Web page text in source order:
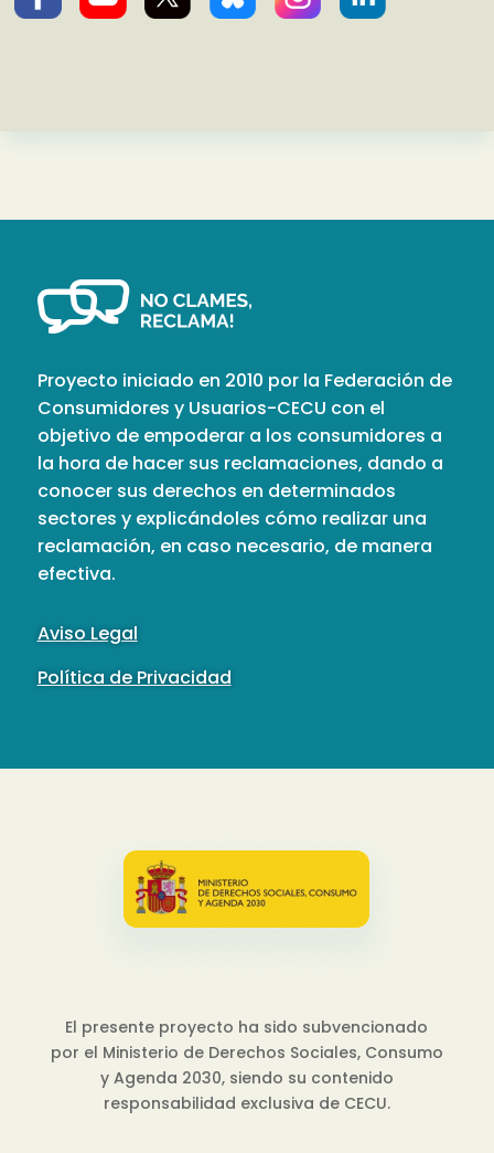
Proyecto iniciado en 2010 por la Federación de
Consumidores y Usuarios-CECU con el
objetivo de empoderar a los consumidores a
la hora de hacer sus reclamaciones, dando a
conocer sus derechos en determinados
sectores y explicándoles cómo realizar una
reclamación, en caso necesario, de manera
efectiva.
Aviso Legal
Política de Privacidad
El presente proyecto ha sido subvencionado
por el Ministerio de Derechos Sociales, Consumo
y Agenda 2030, siendo su contenido
responsabilidad exclusiva de CECU.